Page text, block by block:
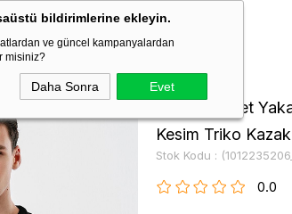
bildirimlerine ekleyin.
ve güncel kampanyalardan
misiniz?
Daha Sonra Evet
Kesim Triko Kazak 1012235206
Siyah Bisiklet
Kesim Triko
Stok Kodu
0.0